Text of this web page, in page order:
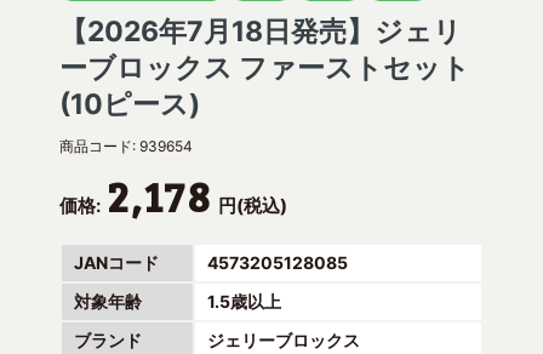
【2026年7月18日発売】ジェリ
ーブロックス ファーストセット
(10ピース)
商品コード: 939654
価格: 2,178 円(税込)
JANコード
4573205128085
対象年齢
1.5歳以上
ブランド
ジェリーブロックス